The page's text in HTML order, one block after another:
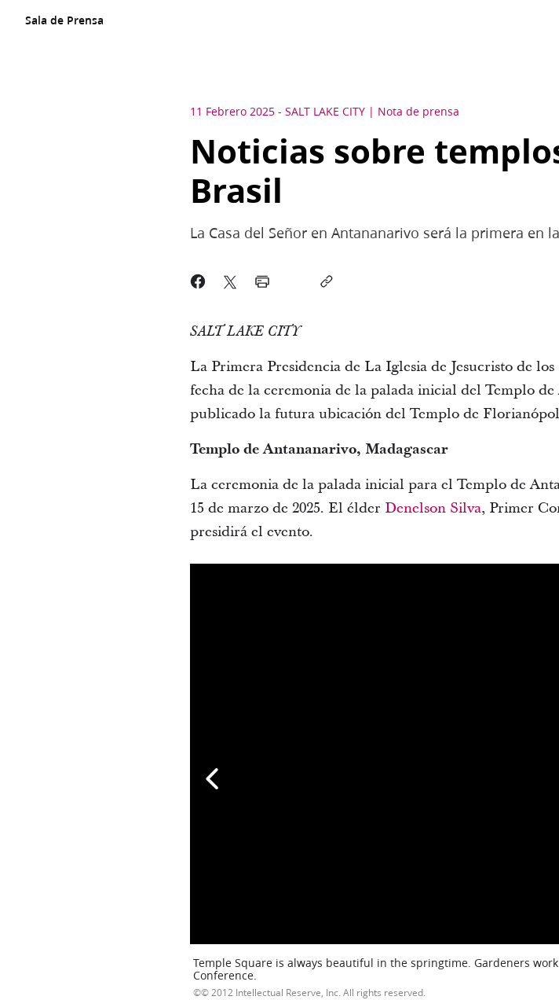
Sala de Prensa
11 Febrero 2025 - SALT LAKE CITY Nota de prensa
Noticias sobre
Brasil
La Casa del Señor en Antananarivo será la primera en
SALT LAKE CITY
La Primera Presidencia de La Iglesia de Jesucristo de
fecha de la ceremonia de la palada inicial del Templo
publicado la futura ubicación del Templo de
Templo de Antananarivo, Madagascar
La ceremonia de la palada inicial para el Templo de
15 de marzo de 2025. El élder Denelson Silva, Primer
presidirá el evento.
Temple Square is always beautiful in the springtime. Gardeners
Conference.
© 2012 Intellectual Reserve, Inc. All rights reserved.